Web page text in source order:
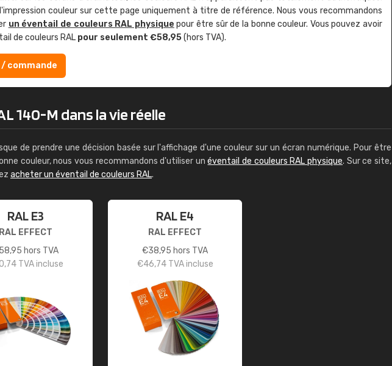
couleur sur cette page uniquement à titre de référence. Nous vous recommandons
un éventail de couleurs RAL physique pour être sûr de la bonne couleur. Vous pouvez avoir
de couleurs RAL pour seulement €58,95(hors TVA).
/ commande
140-M dans la vie réelle
de prendre une décision basée sur l'affichage d'une couleur sur un écran numérique. Pour être
couleur, nous vous recommandons d'utiliser unéventail de couleurs RAL physique. Sur ce site,
acheter un éventail de couleurs RAL.
RAL E3
RAL EFFECT
58,95 hors TVA
TVA incluse
RAL E4
RAL EFFECT
€38,95 hors TVA
€46,74TVA incluse